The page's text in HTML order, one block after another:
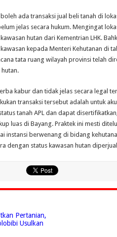
ada transaksi jual beli tanah di
jelas secara hukum. Mengingat
hutan dari Kementrian LHK.
kepada Menteri Kehutanan di
tata ruang wilayah provinsi telah
kabur dan tidak jelas secara legal
transaksi tersebut adalah untuk
tanah APL dan dapat
luas di Bayang. Praktek ini mesti
instansi berwenang di bidang
dengan status kawasan hutan
Pertanian,
Usulkan